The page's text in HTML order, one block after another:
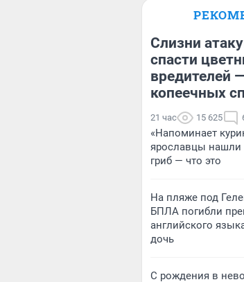
Анастасия
Слизни
спасти
вредителей
копеечных
21 час 15 625
«Напоминает
ярославцы нашли
гриб — что это
На пляже под
БПЛА погибли
английского
дочь
С рождения в